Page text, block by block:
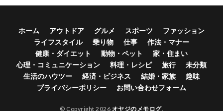
ホーム アウトドア グルメ スポーツ
ファッション
ライフスタイル
乗り物 仕事
作法・マナー
健康・ダイエット
動物・ペット
家・住まい
心理・コミュニケーション
料理・レシピ 旅行
未分類
生活のハウツー
経済・ビジネス 結婚・家族
趣味
プライバシーポリシー
お問い合わせフォーム
© Copyright 2026 オヤジのメモログ.